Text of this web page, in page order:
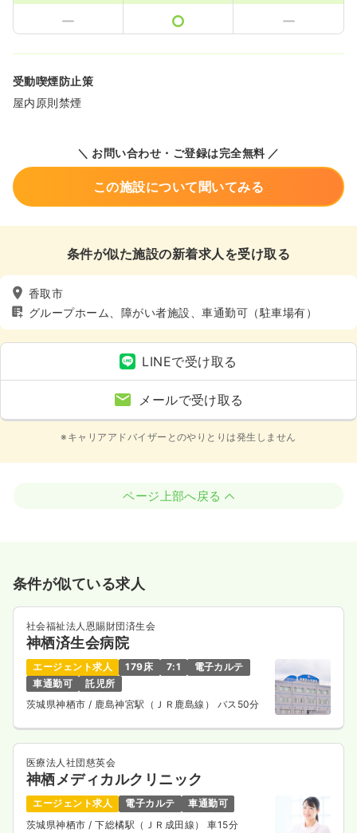
受動喫煙防止策
屋内原則禁煙
＼ お問い合わせ・ご登録は完全無料 ／
この施設について聞いてみる
条件が似た施設の新着求人を受け取る
香取市
グループホーム、障がい者施設、車通勤可（駐車場有）
LINEで受け取る
メールで受け取る
※キャリアアドバイザーとのやりとりは発生しません
ページ上部へ戻る
条件が似ている求人
社会福祉法人恩賜財団済生会
神栖済生会病院
エージェント求人 179床 7:1
電子カルテ
車通勤可
託児所
茨城県神栖市 / 鹿島神宮駅（ＪＲ鹿島線） バス50分
医療法人社団慈英会
神栖メディカルクリニック
エージェント求人 電子カルテ
車通勤可
茨城県神栖市 / 下総橘駅（ＪＲ成田線） 車15分